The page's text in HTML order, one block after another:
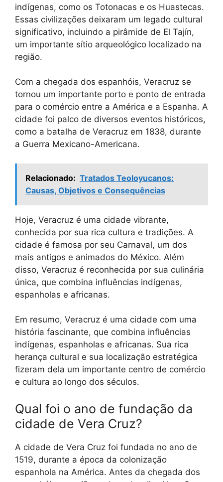
indígenas, como os Totonacas e os Huastecas.
Essas civilizações deixaram um legado cultural
significativo, incluindo a pirâmide de El Tajín,
um importante sítio arqueológico localizado na
região.
Com a chegada dos espanhóis, Veracruz se
tornou um importante porto e ponto de entrada
para o comércio entre a América e a Espanha. A
cidade foi palco de diversos eventos históricos,
como a batalha de Veracruz em 1838, durante
a Guerra Mexicano-Americana.
Relacionado: Tratados Teoloyucanos:
Causas, Objetivos e Consequências
Hoje, Veracruz é uma cidade vibrante,
conhecida por sua rica cultura e tradições. A
cidade é famosa por seu Carnaval, um dos
mais antigos e animados do México. Além
disso, Veracruz é reconhecida por sua culinária
única, que combina influências indígenas,
espanholas e africanas.
Em resumo, Veracruz é uma cidade com uma
história fascinante, que combina influências
indígenas, espanholas e africanas. Sua rica
herança cultural e sua localização estratégica
fizeram dela um importante centro de comércio
e cultura ao longo dos séculos.
Qual foi o ano de fundação da
cidade de Vera Cruz?
A cidade de Vera Cruz foi fundada no ano de
1519, durante a época da colonização
espanhola na América. Antes da chegada dos